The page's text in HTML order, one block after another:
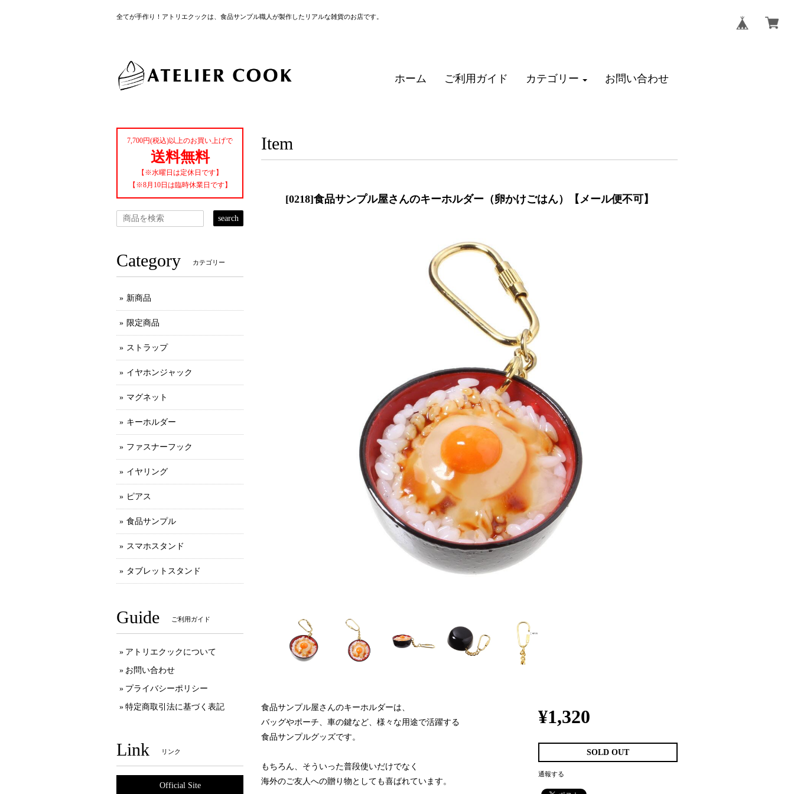
全てが手作り！アトリエクックは、食品サンプル職人が製作したリアルな雑貨のお店です。
ホーム ご利用ガイド カテゴリー お問い合わせ
Item
[0218]食品サンプル屋さんのキーホルダー（卵かけごはん）【メール便不可】
食品サンプル屋さんのキーホルダーは、
バッグやポーチ、車の鍵など、様々な用途で活躍する
食品サンプルグッズです。
もちろん、そういった普段使いだけでなく
海外のご友人への贈り物としても喜ばれています。
¥1,320
SOLD OUT
通報する
7,700円(税込)以上のお買い上げで
送料無料
【※水曜日は定休日です】
【※8月10日は臨時休業日です】
search
Category カテゴリー
新商品
限定商品
ストラップ
イヤホンジャック
マグネット
キーホルダー
ファスナーフック
イヤリング
ピアス
食品サンプル
スマホスタンド
タブレットスタンド
Guide ご利用ガイド
アトリエクックについて
お問い合わせ
プライバシーポリシー
特定商取引法に基づく表記
Link リンク
Official Site